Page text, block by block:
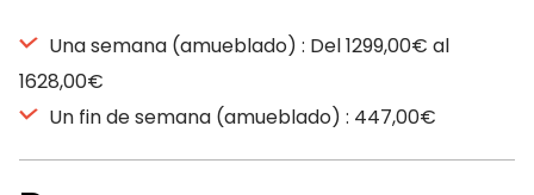
Una semana (amueblado) : Del 1299,00€ al
1628,00€
Un fin de semana (amueblado) : 447,00€